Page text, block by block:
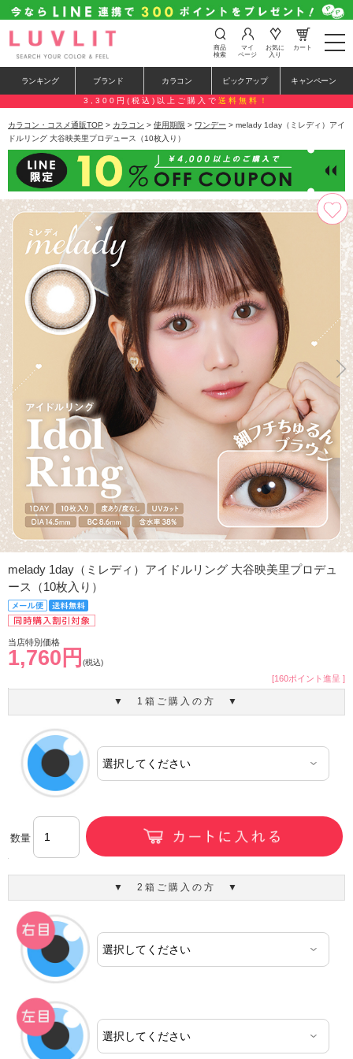
t
o
e
n
a
a
i
o
n
商品
検索
マイ
ページ
お気に
入り
カート
ランキング ブランド カラコン ピックアップ キャンペーン
3,300円(税込)以上ご購入で 送料無料！
カラコン・コスメ通販TOP > カラコン > 使用期限 > ワンデー > melady 1day（ミレディ）アイ
ドルリング 大谷映美里プロデュース（10枚入り）
melady 1day（ミレディ）アイドルリング 大谷映美里プロデュ
ース（10枚入り）
当店特別価格
1,760円 (税込)
[160ポイント進呈 ]
▼ 1箱ご購入の方 ▼
数量
▼ 2箱ご購入の方 ▼